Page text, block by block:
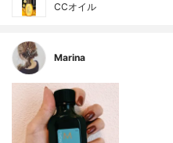
CCオイル
Marina